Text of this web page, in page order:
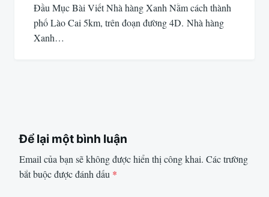
Đầu Mục Bài Viết Nhà hàng Xanh Nằm cách thành
phố Lào Cai 5km, trên đoạn đường 4D. Nhà hàng
Xanh…
Để lại một bình luận
Email của bạn sẽ không được hiển thị công khai. Các trường
bắt buộc được đánh dấu *